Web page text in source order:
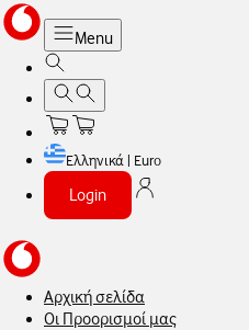
Menu
Ελληνικά | Euro
Login
Αρχική σελίδα
Οι Προορισμοί μας